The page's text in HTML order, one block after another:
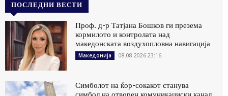
ПОСЛЕДНИ ВЕСТИ
Проф. д-р Татјана Бошков ги презема
кормилото и контролата над
македонската воздухопловна навигација
Македонија 08.08.2026 23:16
Симболот на ќор-сокакот станува